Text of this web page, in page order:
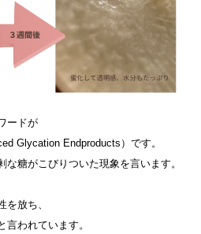
ードが
Glycation Endproducts）です。
な糖がこびりついた現象を言います。
放ち、
われています。